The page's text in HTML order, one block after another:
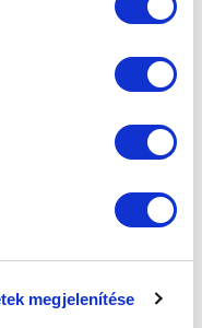
megjelenítése